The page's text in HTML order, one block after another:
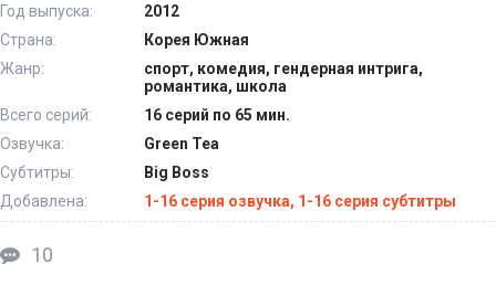
Год выпуска:
2012
Страна:
Корея Южная
Жанр:
спорт, комедия, гендерная интрига,
романтика, школа
Всего серий:
16 серий по 65 мин.
Озвучка:
Green Tea
Субтитры:
Big Boss
Добавлена:
1-16 серия озвучка, 1-16 серия субтитры
10